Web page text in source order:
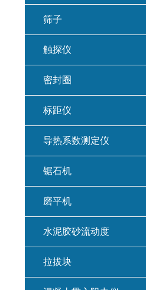
筛子
触探仪
密封圈
标距仪
导热系数测定仪
锯石机
磨平机
水泥胶砂流动度
拉拔块